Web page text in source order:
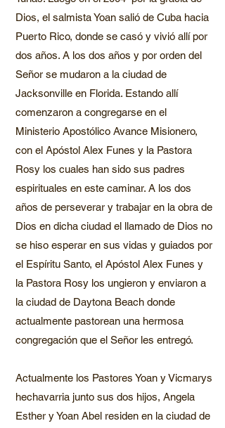
Dios, el salmista Yoan salió de Cuba hacia
Puerto Rico, donde se casó y vivió allí por
dos años. A los dos años y por orden del
Señor se mudaron a la ciudad de
Jacksonville en Florida. Estando allí
comenzaron a congregarse en el
Ministerio Apostólico Avance Misionero,
con el Apóstol Alex Funes y la Pastora
Rosy los cuales han sido sus padres
espirituales en este caminar. A los dos
años de perseverar y trabajar en la obra de
Dios en dicha ciudad el llamado de Dios no
se hiso esperar en sus vidas y guiados por
el Espíritu Santo, el Apóstol Alex Funes y
la Pastora Rosy los ungieron y enviaron a
la ciudad de Daytona Beach donde
actualmente pastorean una hermosa
congregación que el Señor les entregó.
Actualmente los Pastores Yoan y Vicmarys
hechavarria junto sus dos hijos, Angela
Esther y Yoan Abel residen en la ciudad de